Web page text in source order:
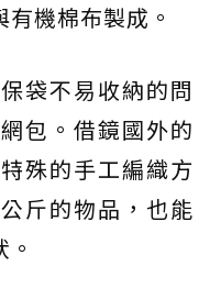
機棉布製成。
袋不易收納的問
包。借鏡國外的
殊的手工編織方
斤的物品，也能